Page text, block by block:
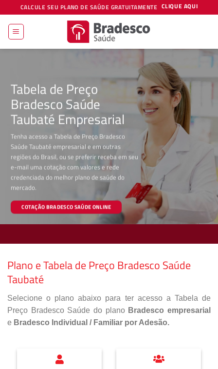
to
content
CALCULE SEU PLANO DE SAÚDE GRATUITAMENTE CLIQUE AQUI
Tabela de Preço
Bradesco Saúde
Taubaté Empresarial
Tenha acesso a Tabela de Preço Bradesco
Saúde Taubaté empresarial e em outras
regiões do Brasil, ou se preferir receba em seu
e-mail uma cotação com valores e rede
credenciada do melhor plano de saúde do
mercado.
COTAÇÃO BRADESCO SAÚDE ONLINE
Plano e Tabela de Preço Bradesco Saúde
Taubaté
Selecione o plano abaixo para ter acesso a Tabela de
Preço Bradesco Saúde do plano Bradesco empresarial
e Bradesco Individual / Familiar por Adesão.